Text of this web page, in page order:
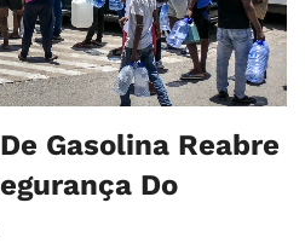
Gasolina Reabre
Do